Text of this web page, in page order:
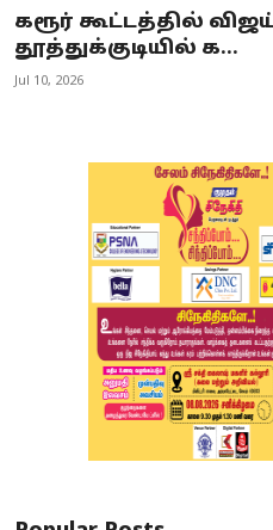
கரூர் கூட்டத்தில்
தூத்துக்குடியில் க...
Jul 10, 2026